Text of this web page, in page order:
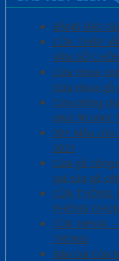
BẢNG BÁO
CỬA THÉP
VÂN GỖ
Cửa nhựa
[cửa nhựa gỗ
Cửa chống
phút 90 phút
20+ Mẫu cửa
2021
Cửa gỗ công
giá cửa gỗ
CỬA THÔNG
PHÒNG
CỬA NHỰA
TRỌNG
Báo Giá Cửa